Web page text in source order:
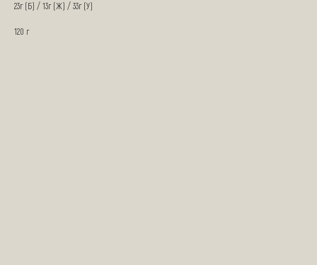
23г (Б) / 13г (Ж) / 33г (У)
120 г